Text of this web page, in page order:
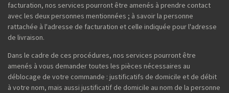
facturation, nos services pourront être amenés à prendre contact
avec les deux personnes mentionnées ; à savoir la personne
rattachée à l'adresse de facturation et celle indiquée pour l'adresse
de livraison.
Dans le cadre de ces procédures, nos services pourront être
amenés à vous demander toutes les pièces nécessaires au
déblocage de votre commande : justificatifs de domicile et de débit
à votre nom, mais aussi justificatif de domicile au nom de la personne